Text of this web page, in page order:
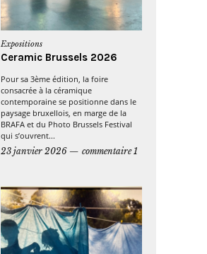
Expositions
Ceramic Brussels 2026
Pour sa 3ème édition, la foire
consacrée à la céramique
contemporaine se positionne dans le
paysage bruxellois, en marge de la
BRAFA et du Photo Brussels Festival
qui s’ouvrent...
23 janvier 2026
commentaire 1